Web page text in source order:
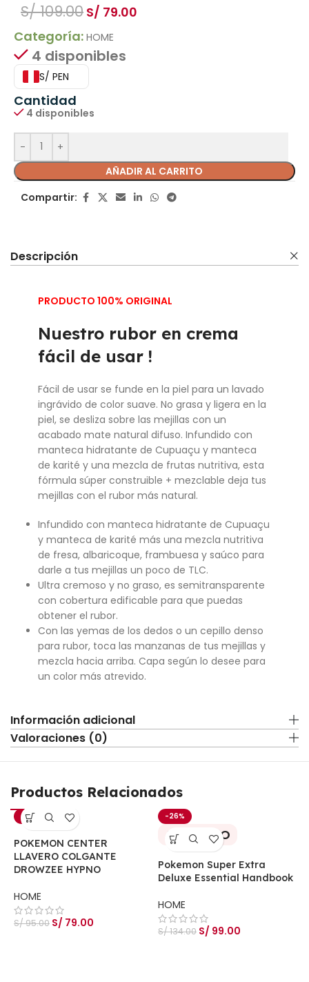
S/109.00 S/ 79.00
Categoría: HOME
4 disponibles
S/ PEN
Cantidad
4 disponibles
AÑADIR AL CARRITO
Compartir:
Descripción
PRODUCTO 100% ORIGINAL
Nuestro rubor en crema
fácil de usar !
Fácil de usar se funde en la piel para un lavado
ingrávido de color suave. No grasa y ligera en la
piel, se desliza sobre las mejillas con un
acabado mate natural difuso. Infundido con
manteca hidratante de Cupuaçu y manteca
de karité y una mezcla de frutas nutritiva, esta
fórmula súper construible + mezclable deja tus
mejillas con el rubor más natural.
Infundido con manteca hidratante de Cupuaçu
y manteca de karité más una mezcla nutritiva
de fresa, albaricoque, frambuesa y saúco para
darle a tus mejillas un poco de TLC.
Ultra cremoso y no graso, es semitransparente
con cobertura edificable para que puedas
obtener el rubor.
Con las yemas de los dedos o un cepillo denso
para rubor, toca las manzanas de tus mejillas y
mezcla hacia arriba. Capa según lo desee para
un color más atrevido.
Información adicional
Valoraciones (0)
Productos Relacionados
-17%
POKEMON CENTER
LLAVERO COLGANTE
DROWZEE HYPNO
HOME
S/95.00 S/ 79.00
-26%
AGOTADO
Pokemon Super Extra
Deluxe Essential Handbook
HOME
S/134.00 S/99.00